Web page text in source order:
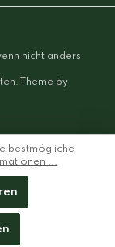
nicht anders
Theme by
bestmögliche
...